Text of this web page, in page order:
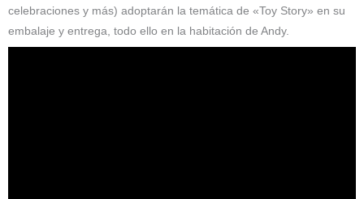
celebraciones y más) adoptarán la temática de «Toy Story» en su
embalaje y entrega, todo ello en la habitación de Andy.